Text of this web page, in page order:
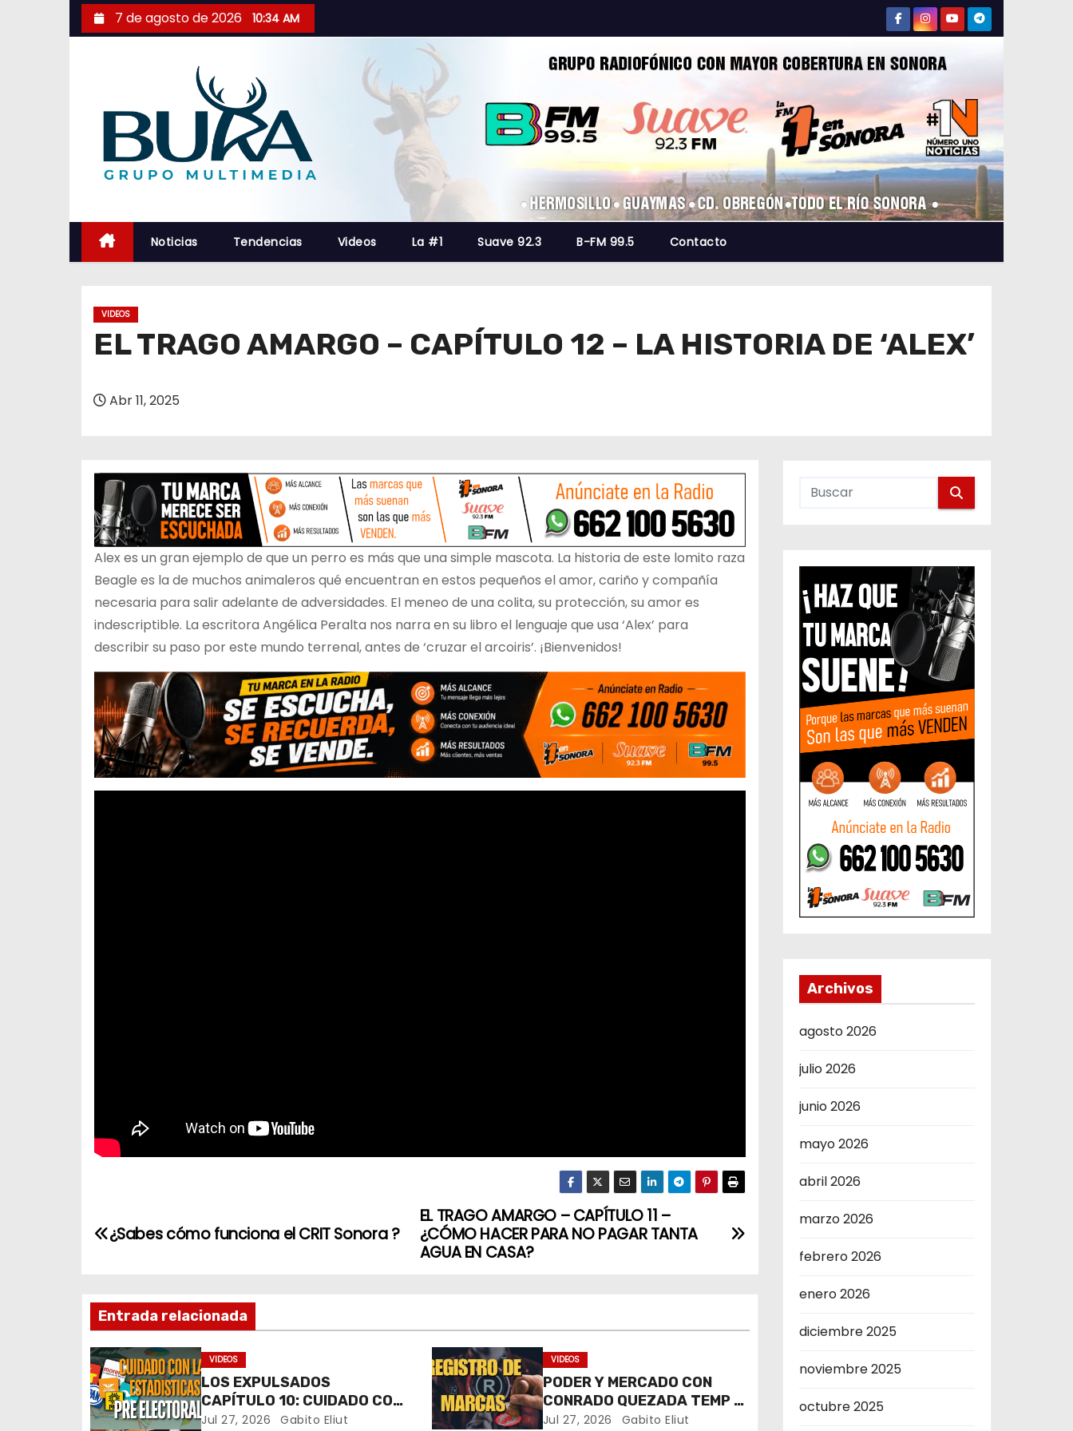
a
7 de agosto de 2026 10:34 AM
Noticias Tendencias Videos La #1 Suave 92.3 B-FM 99.5 Contacto
VIDEOS
EL TRAGO AMARGO – CAPÍTULO 12 – LA HISTORIA DE ‘ALEX’
Abr 11, 2025
Alex es un gran ejemplo de que un perro es más que una simple mascota. La historia de este lomito raza
Beagle es la de muchos animaleros qué encuentran en estos pequeños el amor, cariño y compañía
necesaria para salir adelante de adversidades. El meneo de una colita, su protección, su amor es
indescriptible. La escritora Angélica Peralta nos narra en su libro el lenguaje que usa ‘Alex’ para
describir su paso por este mundo terrenal, antes de ‘cruzar el arcoiris’. ¡Bienvenidos!
N
e
g
a
c
EL TRAGO AMARGO – CAPÍTULO 11 –
¿CÓMO HACER PARA NO PAGAR TANTA
AGUA EN CASA?
¿Sabes cómo funciona el CRIT Sonora ?
Entrada relacionada
VIDEOS
LOS EXPULSADOS
CAPÍTULO 10: CUIDADO CON
LAS ESTADÍSTICAS PRE
Jul 27, 2026 Gabito Eliut
VIDEOS
PODER Y MERCADO CON
CONRADO QUEZADA TEMP 5
CAP 12
Jul 27, 2026 Gabito Eliut
Archivos
agosto 2026
julio 2026
junio 2026
mayo 2026
abril 2026
marzo 2026
febrero 2026
enero 2026
diciembre 2025
noviembre 2025
octubre 2025